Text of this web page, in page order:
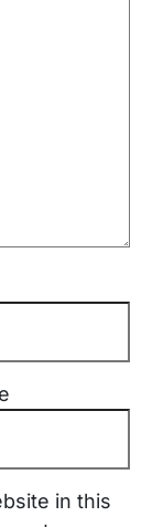
in this